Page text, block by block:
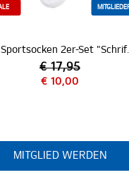
SC
€ 17,95
€ 10,00
MITGLIED WERDEN